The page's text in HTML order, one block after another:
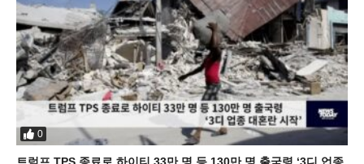
0
트럼프 TPS 종료로 하이티 33만 명 등 130만 명 출국령 ‘3디 업종